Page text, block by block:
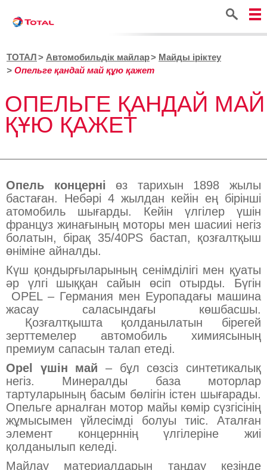
Іздестіру
ТОТАЛ Автомобильдік майлар
Майды іріктеу
Опельге қандай май құю қажет
ОПЕЛЬГЕ ҚАНДАЙ МАЙ
ҚҰЮ ҚАЖЕТ
Опель концерні өз тарихын 1898 жылы
бастаған. Небәрі 4 жылдан кейін ең бірінші
атомобиль шығарды. Кейін үлгілер үшін
француз жинағының моторы мен шасииі негіз
болатын, бірақ 35/40PS бастап, қозғалтқыш
өніміне айналды.
Күш қондырғыларының сенімділігі мен қуаты
әр үлгі шыққан сайын өсіп отырды. Бүгін
OPEL – Германия мен Еуропадағы машина
жасау саласындағы көшбасшы.
Қозғалтқышта қолданылатын бірегей
зерттемелер автомобиль химиясының
премиум сапасын талап етеді.
Opel үшін май – бұл сөзсіз синтетикалық
негіз. Минералды база моторлар
тартуларының басым бөлігін істен шығарады.
Опельге арналған мотор майы көмір сүзгісінің
жұмысымен үйлесімді болуы тиіс. Аталған
элемент концерннің үлгілеріне жиі
қолданылып келеді.
Майлау материалдарын таңдау кезінде